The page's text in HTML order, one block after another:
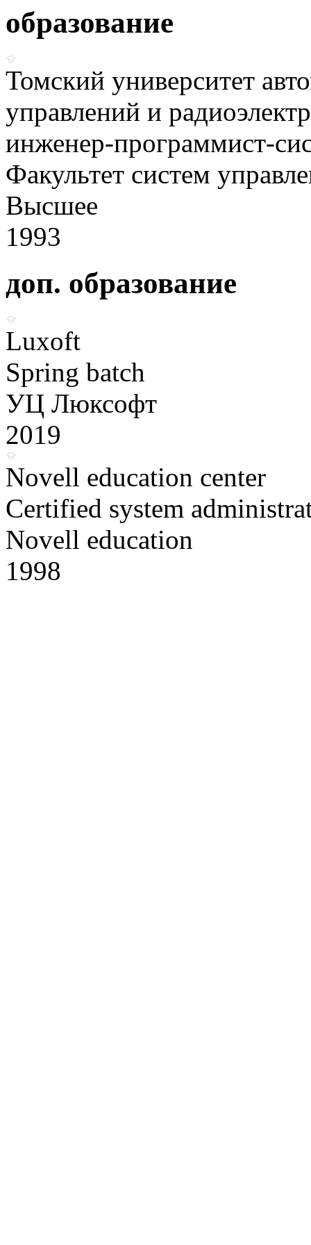
образование
Томский университет
управлений и
инженер-программист-
Факультет систем
Высшее
1993
доп. образование
Luxoft
Spring batch
УЦ Люксофт
2019
Novell education center
Certified system
Novell education
1998